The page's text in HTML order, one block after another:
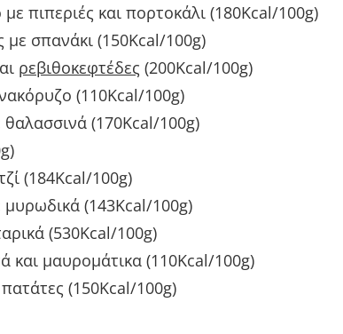
πιπεριές και πορτοκάλι (180Kcal/100g)
με σπανάκι (150Kcal/100g)
ρεβιθοκεφτέδες (200Kcal/100g)
(110Kcal/100g)
(170Kcal/100g)
(184Kcal/100g)
(143Kcal/100g)
(530Kcal/100g)
και μαυρομάτικα (110Κcal/100g)
(150Kcal/100g)